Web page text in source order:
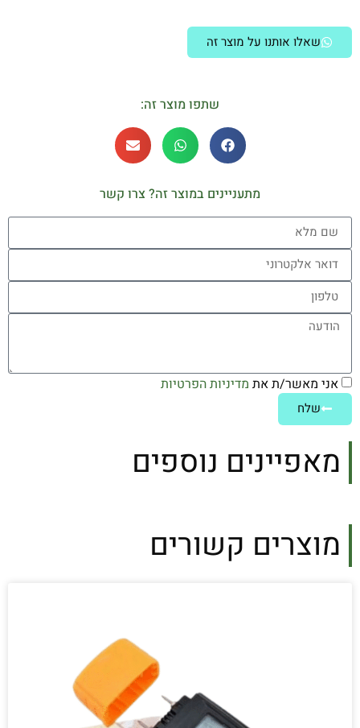
שאלו אותנו על מוצר זה
שתפו מוצר זה:
מתעניינים במוצר זה? צרו קשר
אני מאשר/ת את מדיניות הפרטיות
שלח
מאפיינים נוספים
מוצרים קשורים